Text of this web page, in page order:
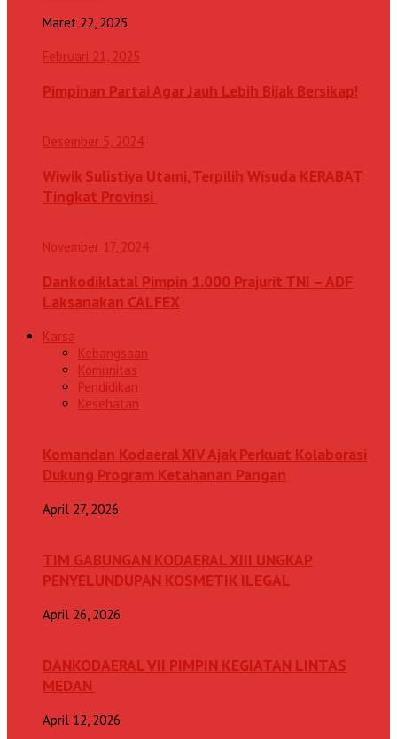
Maret 22, 2025
Februari 21, 2025
Pimpinan Partai Agar Jauh Lebih Bijak Bersikap!
Desember 5, 2024
Wiwik Sulistiya Utami, Terpilih Wisuda KERABAT
Tingkat Provinsi
November 17, 2024
Dankodiklatal Pimpin 1.000 Prajurit TNI – ADF
Laksanakan CALFEX
Karsa
Kebangsaan
Komunitas
Pendidikan
Kesehatan
Komandan Kodaeral XIV Ajak Perkuat Kolaborasi
Dukung Program Ketahanan Pangan
April 27, 2026
TIM GABUNGAN KODAERAL XIII UNGKAP
PENYELUNDUPAN KOSMETIK ILEGAL
April 26, 2026
DANKODAERAL VII PIMPIN KEGIATAN LINTAS
MEDAN
April 12, 2026